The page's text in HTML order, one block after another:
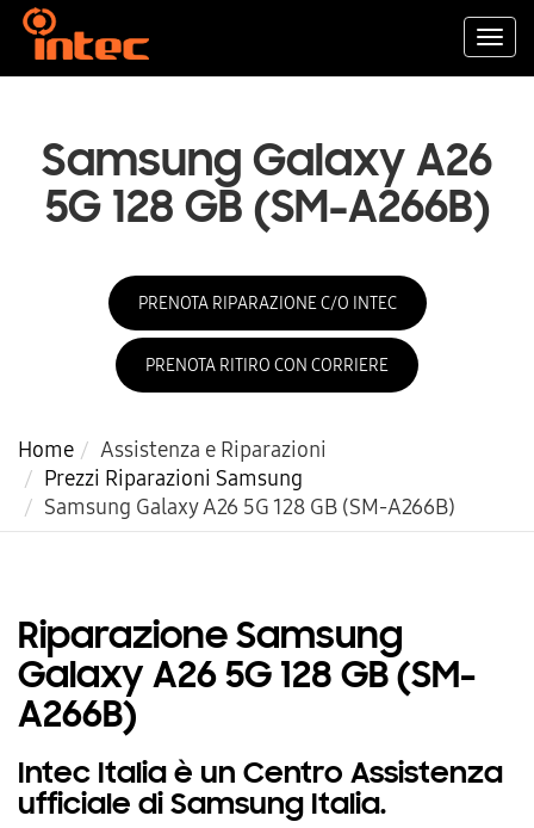
Samsung Galaxy A26
5G 128 GB (SM-A266B)
PRENOTA RIPARAZIONE C/O INTEC
PRENOTA RITIRO CON CORRIERE
Home
Assistenza e Riparazioni
Prezzi Riparazioni Samsung
Samsung Galaxy A26 5G 128 GB (SM-A266B)
Riparazione Samsung
Galaxy A26 5G 128 GB (SM-
A266B)
Intec Italia è un Centro Assistenza
ufficiale di Samsung Italia.